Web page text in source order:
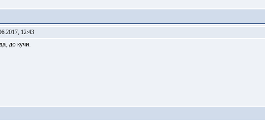
12:43
до кучи.